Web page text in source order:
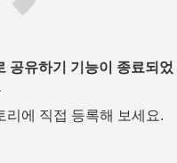
공유하기 기능이 종료되었
리에 직접 등록해 보세요.